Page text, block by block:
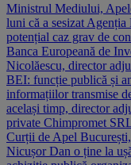
Ministrul Mediului,
luni că a sesizat
potențial caz grav de
Banca Europeană de
Nicolăescu, director
BEI: funcție publică și
informațiilor transmise
același timp, director
private Chimpromet
Curții de Apel
Nicușor Dan o ține la